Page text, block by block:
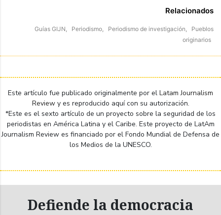
Relacionados
Guías GIJN, Periodismo, Periodismo de investigación,
Pueblos
originarios
Este artículo fue publicado originalmente por el Latam Journalism
Reviewy es reproducido aquí con su autorización.
*Este es el sexto artículo de un proyecto sobre la seguridad de los
periodistas en América Latina y el Caribe. Este proyecto de LatAm
Journalism Review es financiado por el Fondo Mundial de Defensa de
los Medios de la UNESCO.
Defiende la democracia